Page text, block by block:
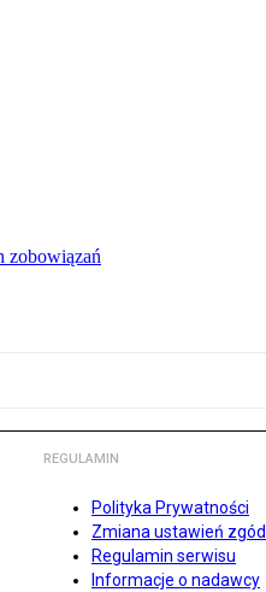
zobowiązań
REGULAMIN
Polityka Prywatności
Zmiana ustawień zgód
Regulamin serwisu
Informacje o nadawcy